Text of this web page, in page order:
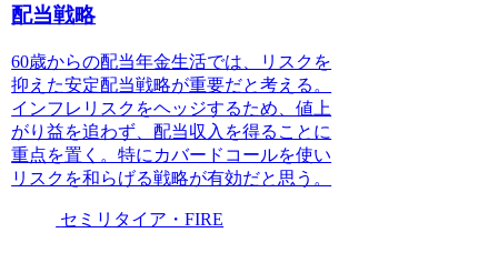
配当戦略
60歳からの配当年金生活では、リスクを
抑えた安定配当戦略が重要だと考える。
インフレリスクをヘッジするため、値上
がり益を追わず、配当収入を得ることに
重点を置く。特にカバードコールを使い
リスクを和らげる戦略が有効だと思う。
セミリタイア・FIRE